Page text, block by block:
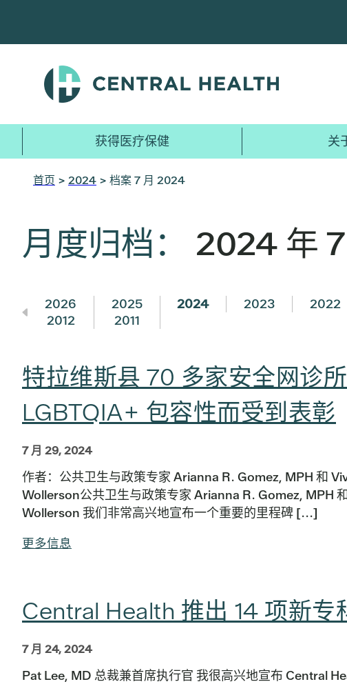
主
获得医疗保健 关
首页 > 2024 > 档案 7 月 2024
月度归档： 2024 年
2026 2025 2024 2023 2022
2012
2011
特拉维斯县 70 多家安全网诊
LGBTQIA+ 包容性而受到表彰
7 月 29, 2024
作者：公共卫生与政策专家 Arianna R. Gomez, MPH 和
Wollerson公共卫生与政策专家 Arianna R. Gomez, MPH
Wollerson 我们非常高兴地宣布一个重要的里程碑 [...]
更多信息
Central Health 推出 14 项新
7 月 24, 2024
Pat Lee, MD 总裁兼首席执行官 我很高兴地宣布 Central